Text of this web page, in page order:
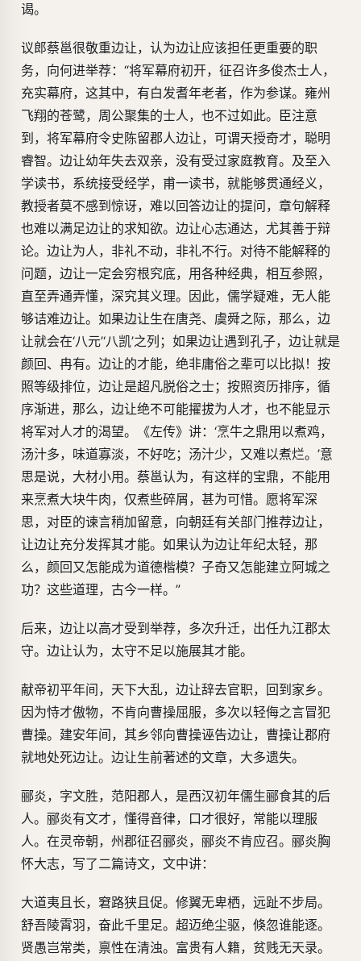
谒。
议郎蔡邕很敬重边让，认为边让应该担任更重要的职
务，向何进举荐：“将军幕府初开，征召许多俊杰士人，
充实幕府，这其中，有白发耆年老者，作为参谋。雍州
飞翔的苍鹭，周公聚集的士人，也不过如此。臣注意
到，将军幕府令史陈留郡人边让，可谓天授奇才，聪明
睿智。边让幼年失去双亲，没有受过家庭教育。及至入
学读书，系统接受经学，甫一读书，就能够贯通经义，
教授者莫不感到惊讶，难以回答边让的提问，章句解释
也难以满足边让的求知欲。边让心志通达，尤其善于辩
论。边让为人，非礼不动，非礼不行。对待不能解释的
问题，边让一定会穷根究底，用各种经典，相互参照，
直至弄通弄懂，深究其义理。因此，儒学疑难，无人能
够诘难边让。如果边让生在唐尧、虞舜之际，那么，边
让就会在‘八元’‘八凯’之列；如果边让遇到孔子，边让就是
颜回、冉有。边让的才能，绝非庸俗之辈可以比拟！按
照等级排位，边让是超凡脱俗之士；按照资历排序，循
序渐进，那么，边让绝不可能擢拔为人才，也不能显示
将军对人才的渴望。《左传》讲：‘烹牛之鼎用以煮鸡，
汤汁多，味道寡淡，不好吃；汤汁少，又难以煮烂。’意
思是说，大材小用。蔡邕认为，有这样的宝鼎，不能用
来烹煮大块牛肉，仅煮些碎屑，甚为可惜。愿将军深
思，对臣的谏言稍加留意，向朝廷有关部门推荐边让，
让边让充分发挥其才能。如果认为边让年纪太轻，那
么，颜回又怎能成为道德楷模？子奇又怎能建立阿城之
功？这些道理，古今一样。”
后来，边让以高才受到举荐，多次升迁，出任九江郡太
守。边让认为，太守不足以施展其才能。
献帝初平年间，天下大乱，边让辞去官职，回到家乡。
因为恃才傲物，不肯向曹操屈服，多次以轻侮之言冒犯
曹操。建安年间，其乡邻向曹操诬告边让，曹操让郡府
就地处死边让。边让生前著述的文章，大多遗失。
郦炎，字文胜，范阳郡人，是西汉初年儒生郦食其的后
人。郦炎有文才，懂得音律，口才很好，常能以理服
人。在灵帝朝，州郡征召郦炎，郦炎不肯应召。郦炎胸
怀大志，写了二篇诗文，文中讲：
大道夷且长，窘路狭且促。修翼无卑栖，远趾不步局。
舒吾陵霄羽，奋此千里足。超迈绝尘驱，倏忽谁能逐。
贤愚岂常类，禀性在清浊。富贵有人籍，贫贱无天录。